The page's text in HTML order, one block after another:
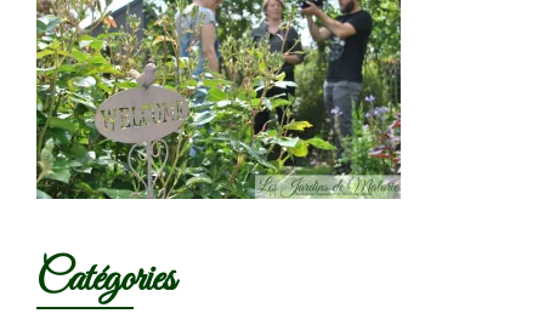
Catégories